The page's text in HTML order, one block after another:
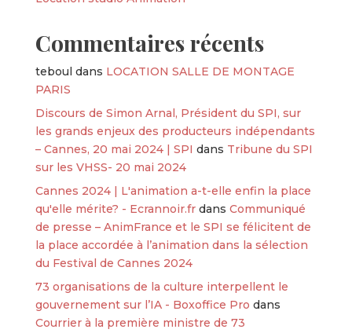
Commentaires récents
teboul dans LOCATION SALLE DE MONTAGE
PARIS
Discours de Simon Arnal, Président du SPI, sur
les grands enjeux des producteurs indépendants
– Cannes, 20 mai 2024 | SPI dans Tribune du SPI
sur les VHSS- 20 mai 2024
Cannes 2024 | L'animation a-t-elle enfin la place
qu'elle mérite? - Ecrannoir.frdans Communiqué
de presse – AnimFrance et le SPI se félicitent de
la place accordée à l’animation dans la sélection
du Festival de Cannes 2024
73 organisations de la culture interpellent le
gouvernement sur l’IA - Boxoffice Pro dans
Courrier à la première ministre de 73